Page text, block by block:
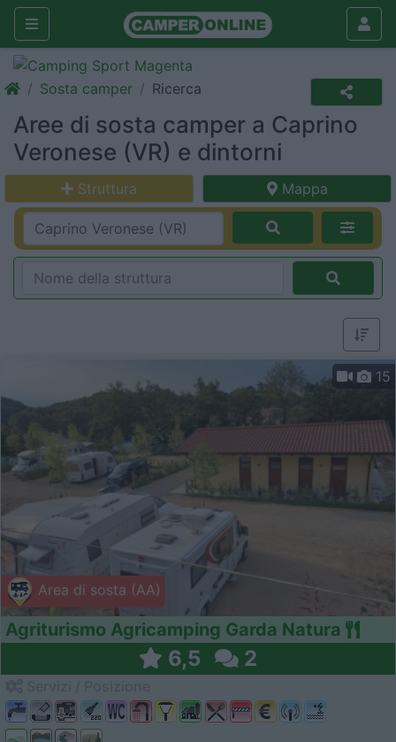
Sosta camper Ricerca
Aree di sosta camper a Caprino
Veronese (VR) e dintorni
Struttura Mappa
Area di sosta (AA)
15
Agriturismo Agricamping Garda Natura
6,5 2